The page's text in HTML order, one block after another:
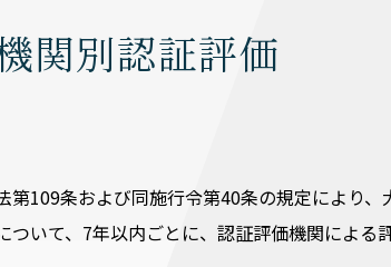
関別認証評価
第109条および同施行令第40条の規定により
ついて、7年以内ごとに、認証評価機関による